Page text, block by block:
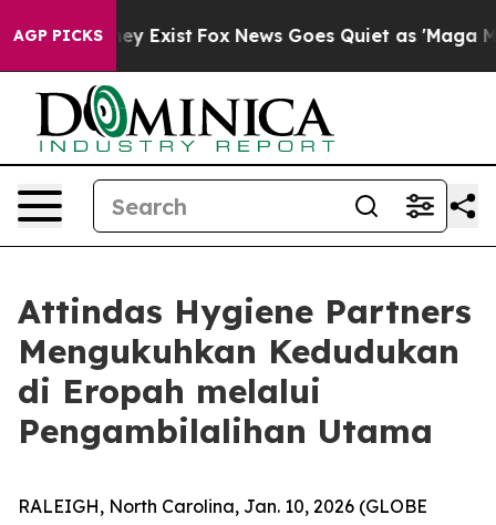
AGP PICKS
Proof They Exist Fox News Goes Quiet as 'Maga
Attindas Hygiene Partners
Mengukuhkan Kedudukan
di Eropah melalui
Pengambilalihan Utama
RALEIGH, North Carolina, Jan. 10, 2026 (GLOBE